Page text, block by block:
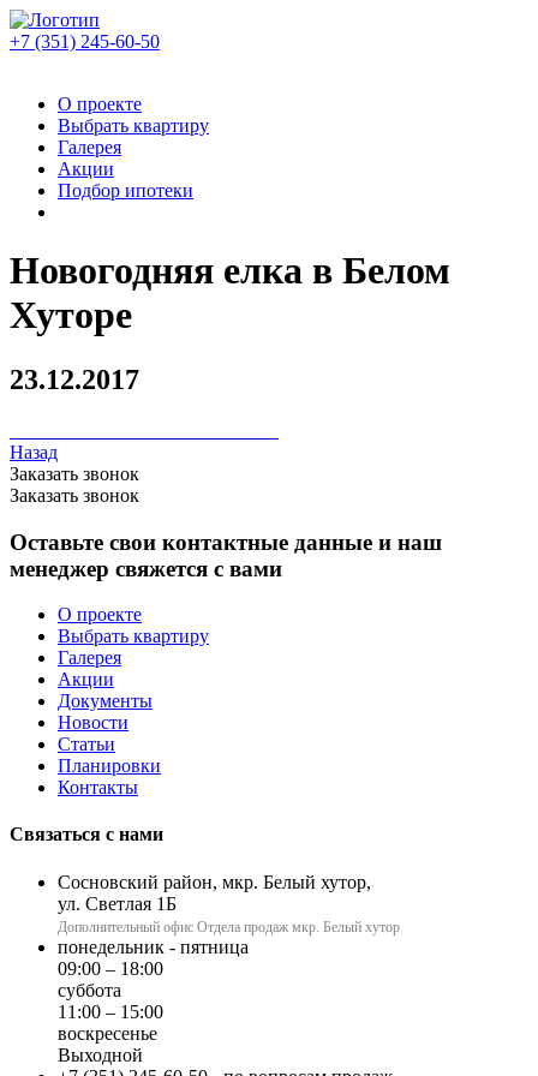
+7 (351) 245-60-50
О проекте
Выбрать квартиру
Галерея
Акции
Подбор ипотеки
Новогодняя елка в Белом
Хуторе
23.12.2017
Назад
Заказать звонок
Заказать звонок
Оставьте свои контактные данные и наш
менеджер свяжется с вами
О проекте
Выбрать квартиру
Галерея
Акции
Документы
Новости
Статьи
Планировки
Контакты
Связаться с нами
Сосновский район, мкр. Белый хутор,
ул. Светлая 1Б
Дополнительный офис Отдела продаж мкр. Белый хутор
понедельник - пятница
09:00 – 18:00
суббота
11:00 – 15:00
воскресенье
Выходной